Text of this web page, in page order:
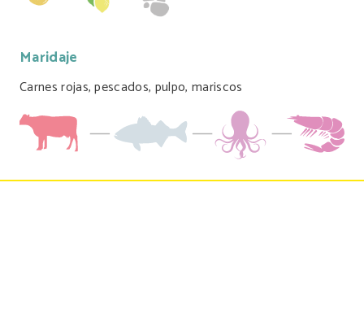
Maridaje
Carnes rojas, pescados, pulpo, mariscos